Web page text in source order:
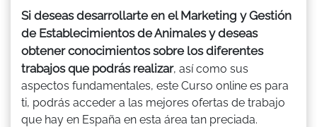
Si deseas desarrollarte en el Marketing y Gestión
de Establecimientos de Animales y deseas
obtener conocimientos sobre los diferentes
trabajos que podrás realizar, así como sus
aspectos fundamentales, este Curso online es para
ti, podrás acceder a las mejores ofertas de trabajo
que hay en España en esta área tan preciada.